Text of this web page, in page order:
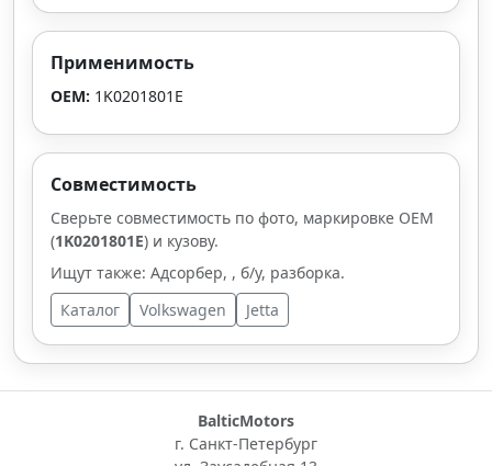
Применимость
OEM: 1K0201801E
Совместимость
Сверьте совместимость по фото, маркировке OEM
(1K0201801E) и кузову.
Ищут также: Адсорбер, , б/у, разборка.
Каталог
Volkswagen Jetta
BalticMotors
г. Санкт-Петербург